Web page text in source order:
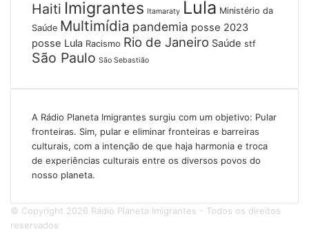
Haiti Imigrantes Itamaraty Lula Ministério da
Saúde Multimídia pandemia posse 2023
posse Lula Racismo Rio de Janeiro Saúde stf
São Paulo São Sebastião
A Rádio Planeta Imigrantes surgiu com um objetivo: Pular
fronteiras. Sim, pular e eliminar fronteiras e barreiras
culturais, com a intenção de que haja harmonia e troca
de experiências culturais entre os diversos povos do
nosso planeta.
© Copyright 2026 Rádio Planeta Imigrantes - Todos os direitos
reservados